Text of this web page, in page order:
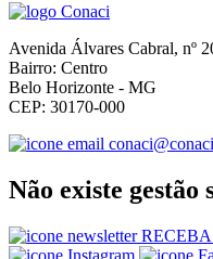
Avenida Álvares Cabral, nº
Bairro: Centro
Belo Horizonte - MG
CEP: 30170-000
Não existe gestão
RECEBA